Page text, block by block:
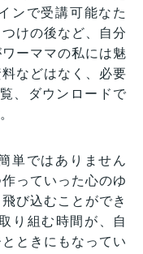
ンで受講可能なた
けの後など、自分
ーママの私には魅
などはなく、必要
、ダウンロードで
単ではありません
っていった心のゆ
び込むことができ
り組む時間が、自
ときにもなってい